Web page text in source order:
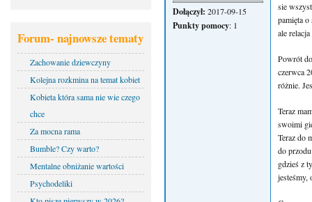
Forum- najnowsze tematy
Zachowanie dziewczyny
Kolejna rozkmina na temat kobiet
Kobieta która sama nie wie czego
chce
Za mocna rama
Bumble? Czy warto?
Mentalne obniżanie wartości
Psychodeliki
Dołączył: 2017-09-15
Punkty pomocy: 1
sie
pamięta
ale
Powrót
czerwca
różnie.
Teraz
swoimi
Teraz do
do
gdzieś z
jesteśmy,